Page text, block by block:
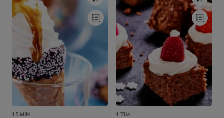
15 MIN 1 TIM